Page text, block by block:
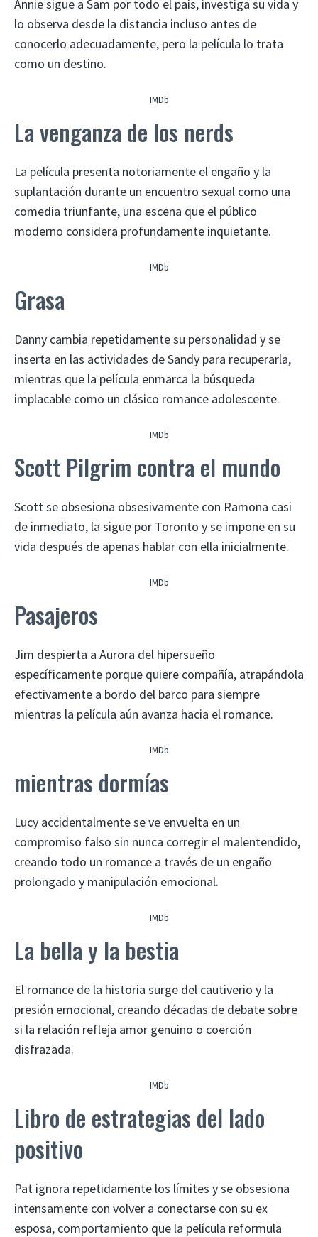
Annie sigue a Sam por todo el país, investiga su vida y
lo observa desde la distancia incluso antes de
conocerlo adecuadamente, pero la película lo trata
como un destino.
IMDb
La venganza de los nerds
La película presenta notoriamente el engaño y la
suplantación durante un encuentro sexual como una
comedia triunfante, una escena que el público
moderno considera profundamente inquietante.
IMDb
Grasa
Danny cambia repetidamente su personalidad y se
inserta en las actividades de Sandy para recuperarla,
mientras que la película enmarca la búsqueda
implacable como un clásico romance adolescente.
IMDb
Scott Pilgrim contra el mundo
Scott se obsesiona obsesivamente con Ramona casi
de inmediato, la sigue por Toronto y se impone en su
vida después de apenas hablar con ella inicialmente.
IMDb
Pasajeros
Jim despierta a Aurora del hipersueño
específicamente porque quiere compañía, atrapándola
efectivamente a bordo del barco para siempre
mientras la película aún avanza hacia el romance.
IMDb
mientras dormías
Lucy accidentalmente se ve envuelta en un
compromiso falso sin nunca corregir el malentendido,
creando todo un romance a través de un engaño
prolongado y manipulación emocional.
IMDb
La bella y la bestia
El romance de la historia surge del cautiverio y la
presión emocional, creando décadas de debate sobre
si la relación refleja amor genuino o coerción
disfrazada.
IMDb
Libro de estrategias del lado
positivo
Pat ignora repetidamente los límites y se obsesiona
intensamente con volver a conectarse con su ex
esposa, comportamiento que la película reformula